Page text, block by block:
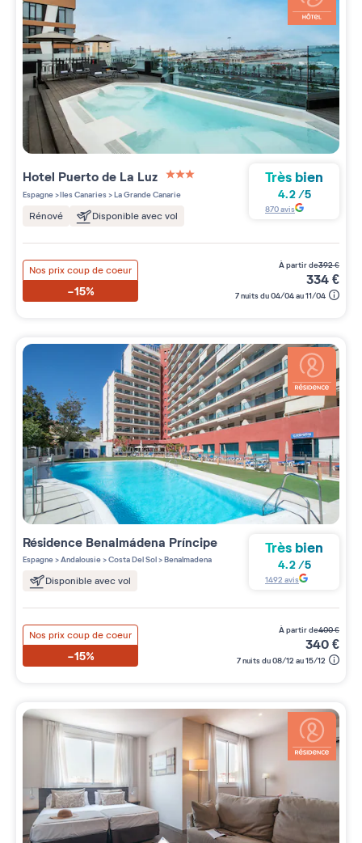
Hotel Puerto de La Luz
3 étoiles sur 5
Espagne>Iles Canaries>La Grande Canarie
Rénové Disponible avec vol
Très bien
4.2/5
870avis
Nos prix coup de coeur
-15%
à partir de392€
334€
7 nuits du 04/04 au 11/04
Résidence Benalmádena Príncipe
Espagne>Andalousie>Costa Del Sol>Benalmadena
Disponible avec vol
Très bien
4.2 /5
1492 avis
Nos prix coup de coeur
-15%
à partir de400€
340€
7 nuits du 08/12 au 15/12